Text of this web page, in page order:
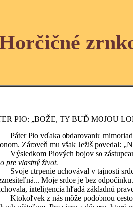
PIO: „BOŽE, TY BUĎ MOJOU
Pio vďaka obdarovaniu
Zároveň mu však Ježiš povedal:
Piových bojov so zástupcami
pre vlastný život.
utrpenie uchovával v tajnosti srdca.
Moje srdce je bez
inteligencia hľadá základnú
z nás môže podobnou cestou